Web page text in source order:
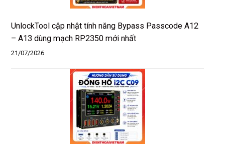
UnlockTool cập nhật tính năng Bypass Passcode A12
– A13 dùng mạch RP2350 mới nhất
21/07/2026